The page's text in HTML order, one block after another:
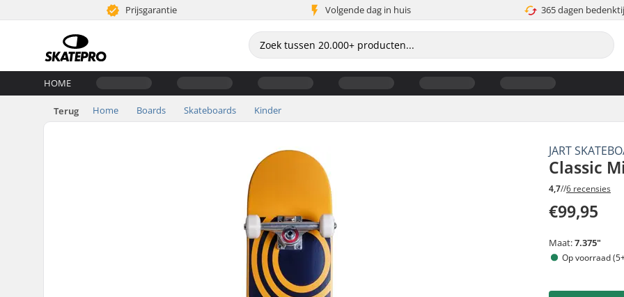
Prijsgarantie Volgende dag in huis 365 dagen
HOME
Terug Home Boards Skateboards Kinder
JART
Classic
4,7//6 recensies
€99,95
Maat:7.375"
Op voorraad